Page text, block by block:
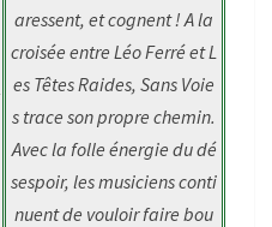
aressent, et cognent ! A la
croisée entre Léo Ferré et L
es Têtes Raides, Sans Voie
s trace son propre chemin.
Avec la folle énergie du dé
sespoir, les musiciens conti
nuent de vouloir faire bou